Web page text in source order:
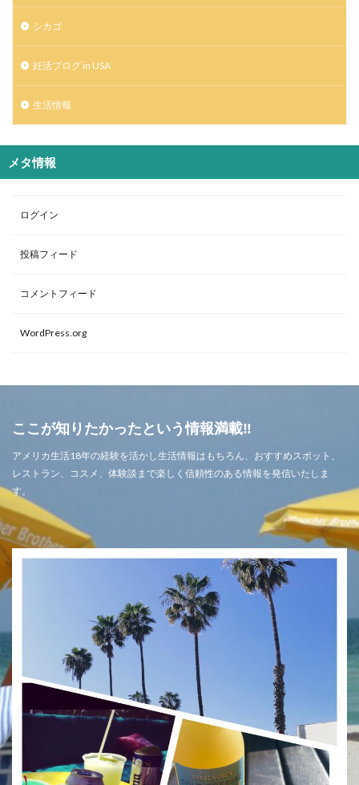
シカゴ
妊活ブログ in USA
生活情報
メタ情報
ログイン
投稿フィード
コメントフィード
WordPress.org
ここが知りたかったという情報満載‼
アメリカ生活18年の経験を活かし生活情報はもちろん、おすすめスポット、
レストラン、コスメ、体験談まで楽しく信頼性のある情報を発信いたしま
す。